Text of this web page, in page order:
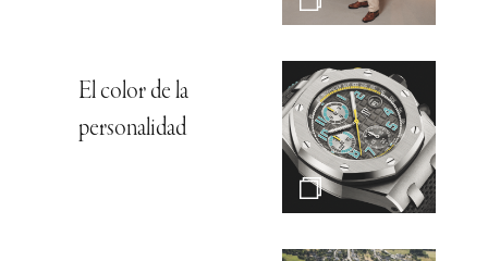
El color de la
personalidad